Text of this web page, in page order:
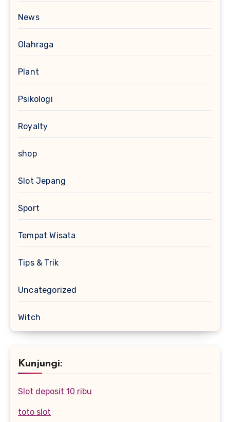
News
Olahraga
Plant
Psikologi
Royalty
shop
Slot Jepang
Sport
Tempat Wisata
Tips & Trik
Uncategorized
Witch
Kunjungi:
Slot deposit 10 ribu
toto slot